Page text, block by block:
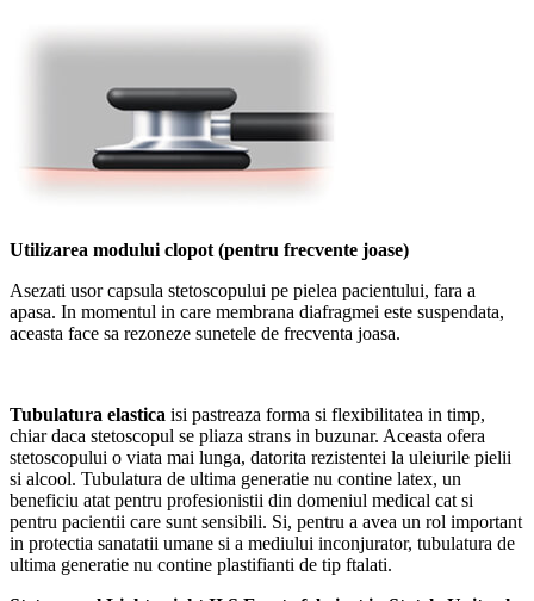
Utilizarea modului clopot (pentru frecvente joase)
Asezati usor capsula stetoscopului pe pielea pacientului, fara a
apasa. In momentul in care membrana diafragmei este suspendata,
aceasta face sa rezoneze sunetele de frecventa joasa.
Tubulatura elastica isi pastreaza forma si flexibilitatea in timp,
chiar daca stetoscopul se pliaza strans in buzunar. Aceasta ofera
stetoscopului o viata mai lunga, datorita rezistentei la uleiurile pielii
si alcool. Tubulatura de ultima generatie nu contine latex, un
beneficiu atat pentru profesionistii din domeniul medical cat si
pentru pacientii care sunt sensibili. Si, pentru a avea un rol important
in protectia sanatatii umane si a mediului inconjurator, tubulatura de
ultima generatie nu contine plastifianti de tip ftalati.